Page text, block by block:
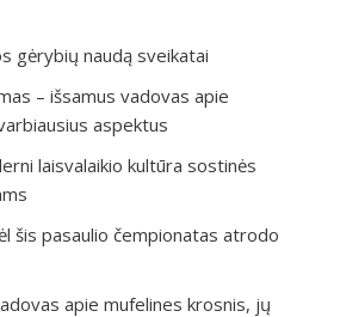
gėrybių naudą sveikatai
– išsamus vadovas apie
aspektus
laisvalaikio kultūra sostinės
šis pasaulio čempionatas atrodo
apie mufelines krosnis, jų